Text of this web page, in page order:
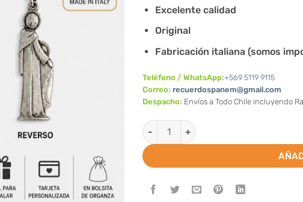
Excelente calidad
Original
Fabricación italiana (somos
Teléfono / WhatsApp:+569 5119 9115
Correo: recuerdospanem@gmail.com
Despacho: Envíos a Todo Chile incluyendo
Llaveros Sagrada Familia (Valor por